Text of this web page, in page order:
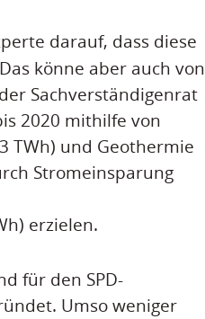
darauf, dass diese
könne aber auch von
Sachverständigenrat
2020 mithilfe von
TWh) und Geothermie
Stromeinsparung
erzielen.
für den SPD-
Umso weniger